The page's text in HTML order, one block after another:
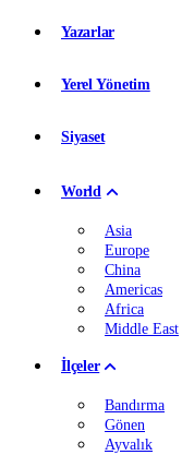
Yazarlar
Yerel Yönetim
Siyaset
World
Asia
Europe
China
Americas
Africa
Middle East
İlçeler
Bandırma
Gönen
Ayvalık